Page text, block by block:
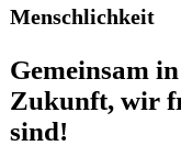
Menschlichkeit
Gemeinsam
Zukunft, wir
sind!